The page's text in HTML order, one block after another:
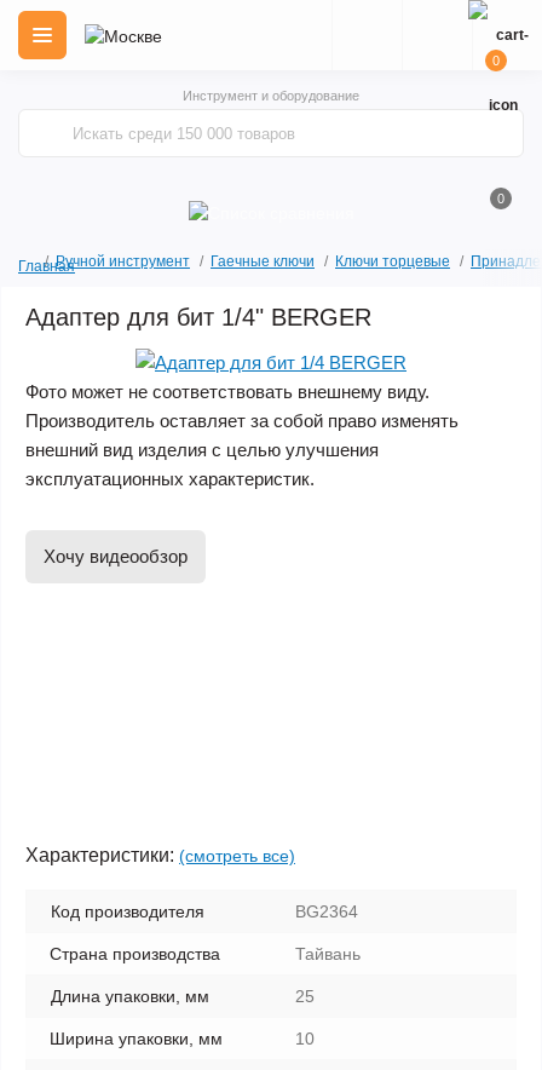
Инструмент и оборудование
0
0
ГлавнаяРучной инструмент Гаечные ключи Ключи торцевые
Адаптер для бит 1/4" BERGER
Фото может не соответствовать внешнему виду.
Производитель оставляет за собой право изменять
внешний вид изделия с целью улучшения
эксплуатационных характеристик.
Хочу видеообзор
Характеристики: (смотреть все)
Код производителя BG2364
Страна производства Тайвань
Длина упаковки, мм 25
Ширина упаковки, мм 10